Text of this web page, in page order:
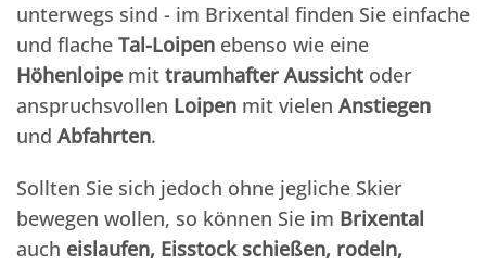
unterwegs sind - im Brixental finden Sie einfache
und flache Tal-Loipen ebenso wie eine
Höhenloipe mit traumhafter Aussicht oder
anspruchsvollen Loipen mit vielen Anstiegen
und Abfahrten.
Sollten Sie sich jedoch ohne jegliche Skier
bewegen wollen, so können Sie im Brixental
auch eislaufen, Eisstock schießen, rodeln,